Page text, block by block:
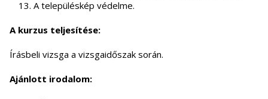
A településkép védelme.
A kurzus teljesítése:
Írásbeli vizsga a vizsgaidőszak során.
Ajánlott irodalom: